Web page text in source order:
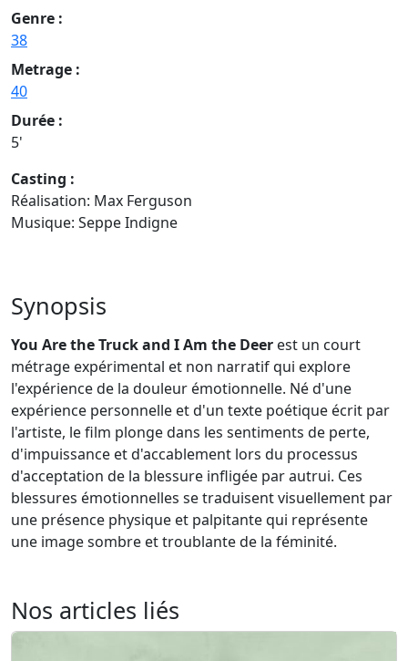
Genre :
38
Metrage :
40
Durée :
5'
Casting :
Réalisation: Max Ferguson
Musique: Seppe Indigne
Synopsis
You Are the Truck and I Am the Deer est un court
métrage expérimental et non narratif qui explore
l'expérience de la douleur émotionnelle. Né d'une
expérience personnelle et d'un texte poétique écrit par
l'artiste, le film plonge dans les sentiments de perte,
d'impuissance et d'accablement lors du processus
d'acceptation de la blessure infligée par autrui. Ces
blessures émotionnelles se traduisent visuellement par
une présence physique et palpitante qui représente
une image sombre et troublante de la féminité.
Nos articles liés